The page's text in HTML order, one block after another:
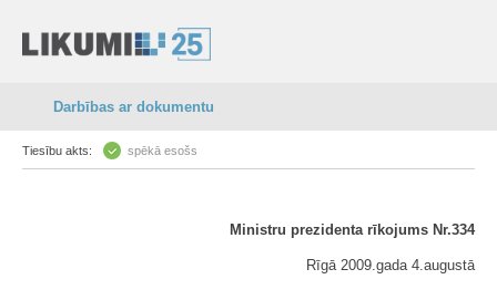
Darbības ar dokumentu
Tiesību akts: spēkā esošs
Ministru prezidenta rīkojums Nr.334
Rīgā 2009.gada 4.augustā